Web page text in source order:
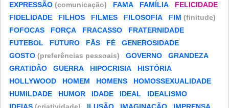
EXPRESSÃO (comunicação) FAMA FAMÍLIA
FELICIDADE
FIDELIDADE
FILHOS FILMES FILOSOFIA FIM (finitude)
FOFOCAS
FORÇA FRACASSO
FRATERNIDADE
FUTEBOL
FUTURO FÃS FÉ
GENEROSIDADE
GOSTO (preferências pessoais) GOVERNO
GRANDEZA
GRATIDÃO
GUERRA HIPOCRISIA
HISTÓRIA
HOLLYWOOD
HOMEM HOMENS
HOMOSSEXUALIDADE
HUMILDADE
HUMOR IDADE IDEAL
IDEALISMO